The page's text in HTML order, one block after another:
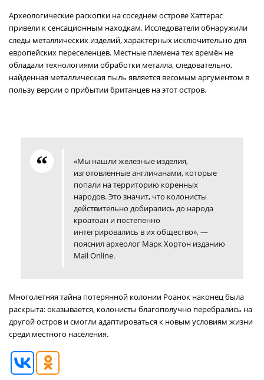
Археологические раскопки на соседнем острове Хаттерас
привели к сенсационным находкам. Исследователи обнаружили
следы металлических изделий, характерных исключительно для
европейских переселенцев. Местные племена тех времён не
обладали технологиями обработки металла, следовательно,
найденная металлическая пыль является весомым аргументом в
пользу версии о прибытии британцев на этот остров.
«Мы нашли железные изделия,
изготовленные англичанами, которые
попали на территорию коренных
народов. Это значит, что колонисты
действительно добирались до народа
кроатоан и постепенно
интегрировались в их общество», —
пояснил археолог Марк Хортон изданию
Mail Online.
Многолетняя тайна потерянной колонии Роанок наконец была
раскрыта: оказывается, колонисты благополучно перебрались на
другой остров и смогли адаптироваться к новым условиям жизни
среди местного населения.